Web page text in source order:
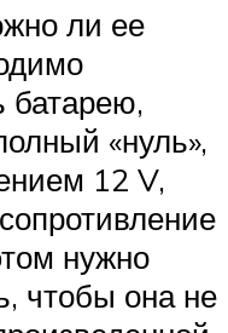
ли ее
батарею,
«нуль»,
12 V,
нужно
чтобы она не